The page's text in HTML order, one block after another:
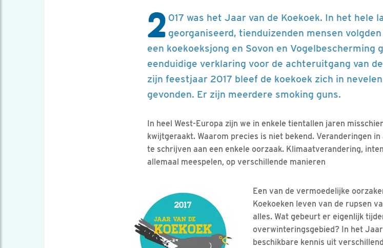
2 017 was het Jaar van de Koekoek. In het hele
georganiseerd, tienduizenden mensen
een koekoeksjong en Sovon en Vogelbescherming
eenduidige verklaring voor de achteruitgang van
zijn feestjaar 2017 bleef de koekoek zich in
gevonden. Er zijn meerdere smoking guns.
In heel West-Europa zijn we in enkele tientallen jaren
kwijtgeraakt. Waarom precies is niet bekend. Veranderingen
te schrijven aan een enkele oorzaak. Klimaatverandering,
allemaal meespelen, op verschillende manieren
Een van de vermoedelijke
Koekoeken leven van de rupsen
alles. Wat gebeurt er eigenlijk
overwinteringsgebied? In het
beschikbare kennis uit